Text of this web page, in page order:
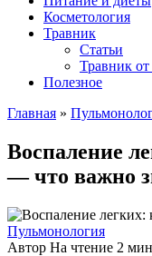
Косметология
Травник
Статьи
Травник
Полезное
Главная »
Воспаление
— что важно
Пульмонология
Автор На чтение 2 мин